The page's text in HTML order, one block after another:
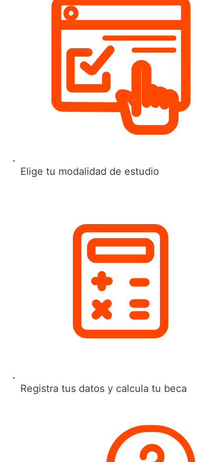
Elige tu modalidad de estudio
Registra tus datos y calcula tu beca